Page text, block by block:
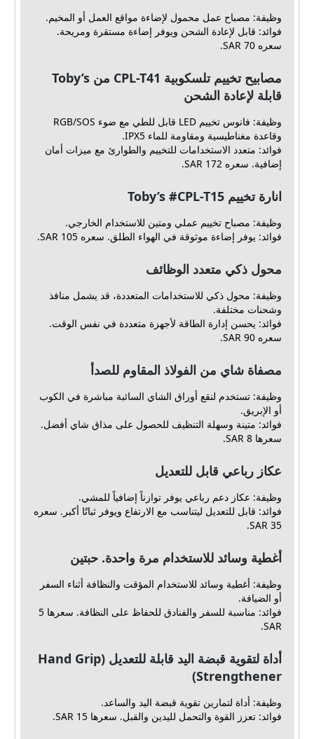
وظيفة: مصباح عمل محمول لإضاءة مواقع العمل أو المخيم.
فوائد: قابل لإعادة الشحن ويوفر إضاءة مستقرة ومريحة.
سعره 70 SAR.
مصابيح تخييم تلسكوبية CPL-T41 من Toby’s
قابلة لإعادة الشحن
وظيفة: فانوس تخييم LED قابل للطي مع ضوء RGB/SOS
وقاعدة مغناطيسية ومقاومة للماء IPX5.
فوائد: متعدد الاستخدامات للتخييم والطوارئ مع ميزات أمان
إضافية. سعره 172 SAR.
انارة تخييم Toby’s #CPL-T15
وظيفة: مصباح تخييم عملي ومتين للاستخدام الخارجي.
فوائد: يوفر إضاءة موثوقة في الهواء الطلق. سعره 105 SAR.
محول ذكي متعدد الوظائف
وظيفة: محول ذكي للاستخدامات المتعددة، قد يشمل منافذ
وشحنات مختلفة.
فوائد: يحسن إدارة الطاقة لأجهزة متعددة في نفس الوقت.
سعره 90 SAR.
مصفاة شاي من الفولاذ المقاوم للصدأ
وظيفة: تستخدم لنقع أوراق الشاي السائبة مباشرة في الكوب
أو الإبريق.
فوائد: متينة وسهلة التنظيف للحصول على مذاق شاي أفضل.
سعرها 8 SAR.
عكاز رباعي قابل للتعديل
وظيفة: عكاز دعم رباعي يوفر توازناً إضافياً للمشي.
فوائد: قابل للتعديل ليتناسب مع الارتفاع ويوفر ثباتًا أكبر. سعره
35 SAR.
أغطية وسائد للاستخدام مرة واحدة. حبتين
وظيفة: أغطية وسائد للاستخدام المؤقت والنظافة أثناء السفر
أو الضيافة.
فوائد: مناسبة للسفر والفنادق للحفاظ على النظافة. سعرها 5
SAR.
أداة لتقوية قبضة اليد قابلة للتعديل (Hand Grip
Strengthener)
وظيفة: أداة لتمارين تقوية قبضة اليد والساعد.
فوائد: تعزز القوة والتحمل لليدين والقبل. سعرها 15 SAR.